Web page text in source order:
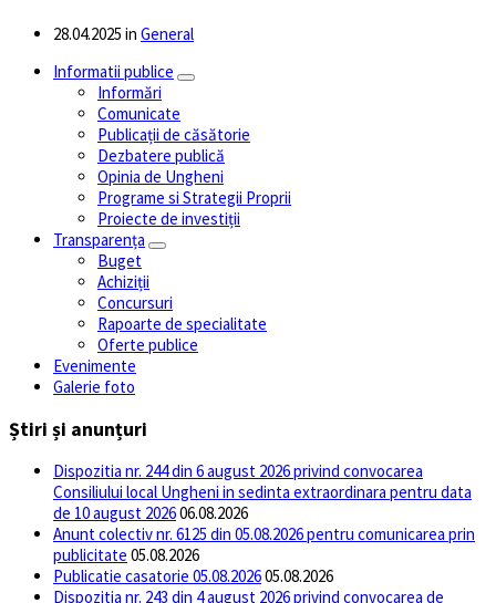
28.04.2025 in General
Informatii publice
Informări
Comunicate
Publicații de căsătorie
Dezbatere publică
Opinia de Ungheni
Programe si Strategii Proprii
Proiecte de investiții
Transparența
Buget
Achiziții
Concursuri
Rapoarte de specialitate
Oferte publice
Evenimente
Galerie foto
Știri și anunțuri
Dispozitia nr. 244 din 6 august 2026 privind convocarea
Consiliului local Ungheni in sedinta extraordinara pentru data
de 10 august 202606.08.2026
Anunt colectiv nr. 6125 din 05.08.2026 pentru comunicarea prin
publicitate 05.08.2026
Publicatie casatorie 05.08.202605.08.2026
Dispozitia nr. 243 din 4 august 2026 privind convocarea de